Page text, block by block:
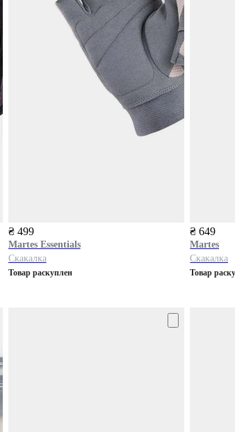
₴ 499
Martes Essentials
Скакалка
Товар раскуплен
₴ 649
Martes
Скакалка
Товар